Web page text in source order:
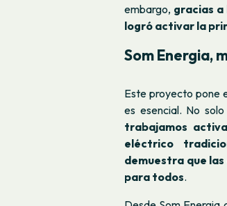
embargo, gracias a
logró activar la
Som Energia,
Este proyecto pone
es esencial. No
trabajamos
eléctrico
demuestra que
para todos.